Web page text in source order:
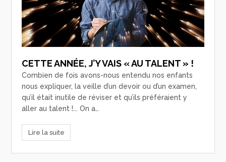
CETTE ANNÉE, J’Y VAIS « AU TALENT » !
Combien de fois avons-nous entendu nos enfants
nous expliquer, la veille d’un devoir ou d’un examen,
qu’il était inutile de réviser et qu’ils préféraient y
aller au talent !... On a…
Lire la suite